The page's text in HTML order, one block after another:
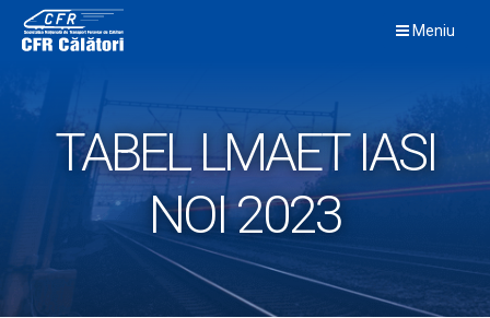
content
Meniu
TABEL LMAET IASI
NOI 2023